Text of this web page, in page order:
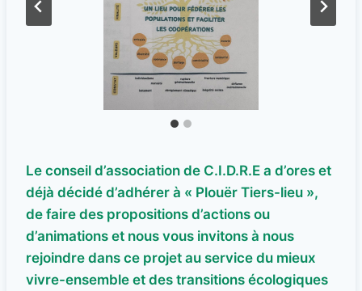
Le conseil d’association de C.I.D.R.E a d’ores et
déjà décidé d’adhérer à « Plouër Tiers-lieu »,
de faire des propositions d’actions ou
d’animations et nous vous invitons à nous
rejoindre dans ce projet au service du mieux
vivre-ensemble et des transitions écologiques